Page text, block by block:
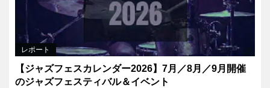
レポート
【ジャズフェスカレンダー2026】7月／8月／9月開催
のジャズフェスティバル＆イベント